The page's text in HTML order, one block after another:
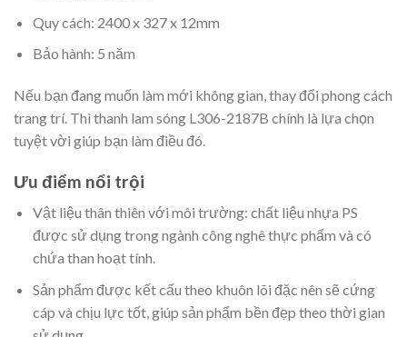
Quy cách: 2400 x 327 x 12mm
Bảo hành: 5 năm
Nếu bạn đang muốn làm mới không gian, thay đổi phong cách
trang trí. Thì thanh lam sóng L306-2187B chính là lựa chọn
tuyệt vời giúp bạn làm điều đó.
Ưu điểm nổi trội
Vật liệu thân thiên với môi trường: chất liệu nhựa PS
được sử dụng trong ngành công nghê thực phẩm và có
chứa than hoạt tính.
Sản phẩm được kết cấu theo khuôn lõi đặc nên sẽ cứng
cáp và chịu lực tốt, giúp sản phẩm bền đẹp theo thời gian